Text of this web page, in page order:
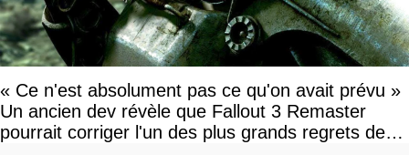
« Ce n'est absolument pas ce qu'on avait prévu »
Un ancien dev révèle que Fallout 3 Remaster
pourrait corriger l'un des plus grands regrets de